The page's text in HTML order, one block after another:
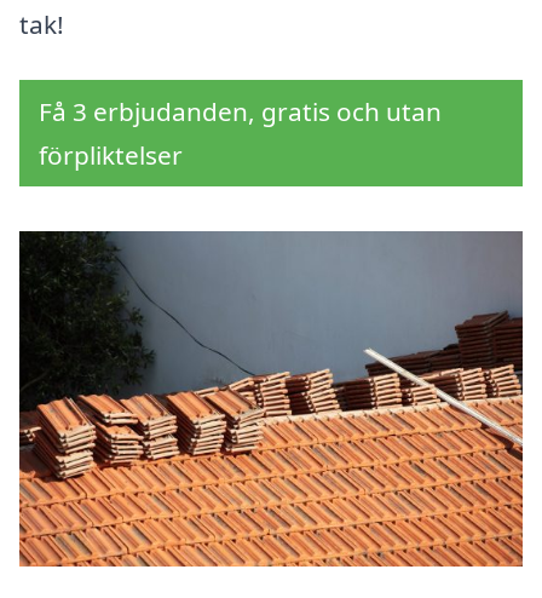
tak!
Få 3 erbjudanden, gratis och utan
förpliktelser